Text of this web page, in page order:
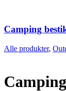
Camping
Alle produkter,